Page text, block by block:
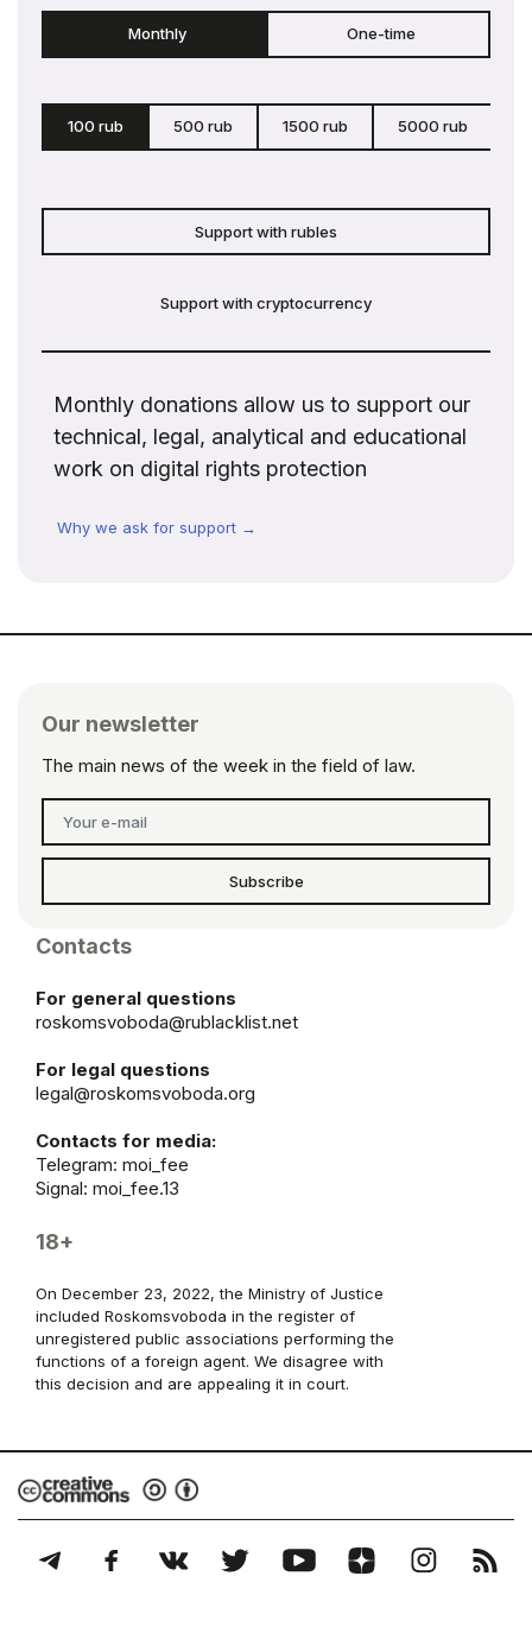
Monthly One-time
100 rub 500 rub 1500 rub 5000 rub
Support with rubles
Support with cryptocurrency
Monthly donations allow us to support our
technical, legal, analytical and educational
work on digital rights protection
Why we ask for support →
Our newsletter
The main news of the week in the field of law.
Subscribe
Contacts
For general questions
roskomsvoboda@rublacklist.net
For legal questions
legal@roskomsvoboda.org
Contacts for media:
Telegram: moi_fee
Signal: moi_fee.13
18+
On December 23, 2022, the Ministry of Justice
included Roskomsvoboda in the register of
unregistered public associations performing the
functions of a foreign agent. We disagree with
this decision and are appealing it in court.